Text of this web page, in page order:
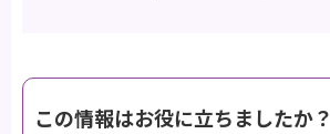
この情報はお役に立ちましたか？